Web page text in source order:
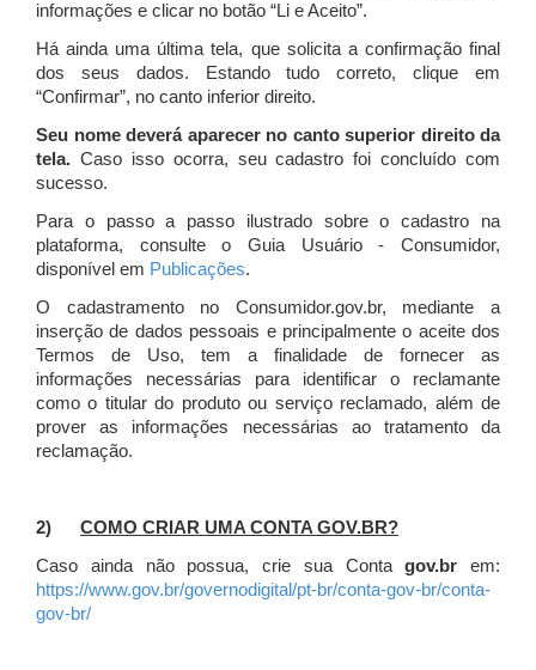
informações e clicar no botão “Li e Aceito”.
Há ainda uma última tela, que solicita a confirmação final
dos seus dados. Estando tudo correto, clique em
“Confirmar”, no canto inferior direito.
Seu nome deverá aparecer no canto superior direito da
tela. Caso isso ocorra, seu cadastro foi concluído com
sucesso.
Para o passo a passo ilustrado sobre o cadastro na
plataforma, consulte o Guia Usuário - Consumidor,
disponível em Publicações.
O cadastramento no Consumidor.gov.br, mediante a
inserção de dados pessoais e principalmente o aceite dos
Termos de Uso, tem a finalidade de fornecer as
informações necessárias para identificar o reclamante
como o titular do produto ou serviço reclamado, além de
prover as informações necessárias ao tratamento da
reclamação.
2) COMO CRIAR UMA CONTA GOV.BR?
Caso ainda não possua, crie sua Contagov.br em:
https://www.gov.br/governodigital/pt-br/conta-gov-br/conta-
gov-br/